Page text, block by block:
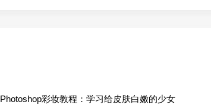
Photoshop彩妆教程：学习给皮肤白嫩的少女